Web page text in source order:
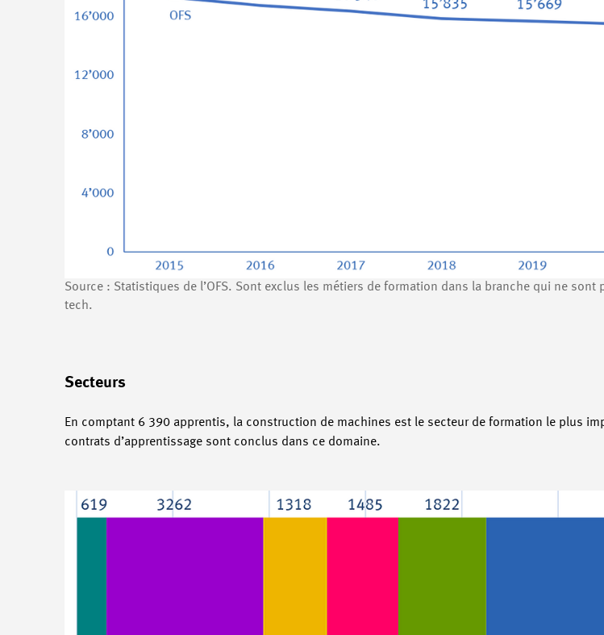
Source : Statistiques de l’OFS. Sont exclus les métiers de formation dans la branche qui ne
tech.
Secteurs
En comptant 6 390 apprentis, la construction de machines est le secteur de formation le plus
contrats d’apprentissage sont conclus dans ce domaine.